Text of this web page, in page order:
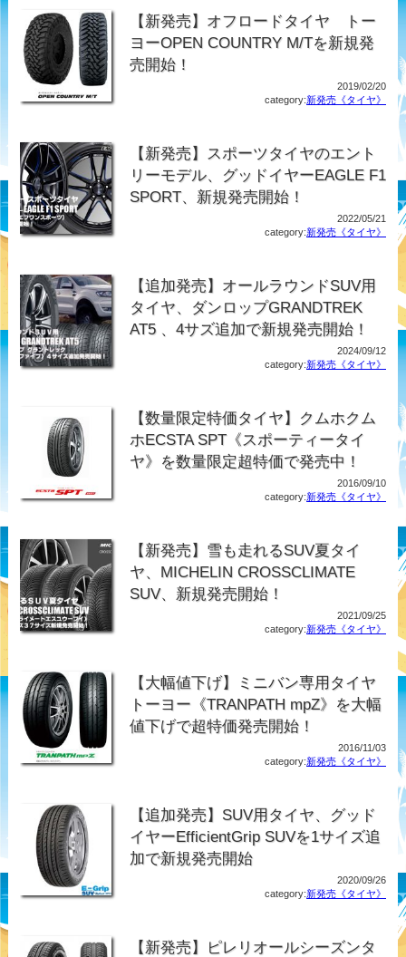
【新発売】オフロードタイヤ トー
ヨーOPEN COUNTRY M/Tを新規発
売開始！
2019/02/20
category:新発売《タイヤ》
【新発売】スポーツタイヤのエント
リーモデル、グッドイヤーEAGLE F1
SPORT、新規発売開始！
2022/05/21
category:新発売《タイヤ》
【追加発売】オールラウンドSUV用
タイヤ、ダンロップGRANDTREK
AT5 、4サズ追加で新規発売開始！
2024/09/12
category:新発売《タイヤ》
【数量限定特価タイヤ】クムホクム
ホECSTA SPT《スポーティータイ
ヤ》を数量限定超特価で発売中！
2016/09/10
category:新発売《タイヤ》
【新発売】雪も走れるSUV夏タイ
ヤ、MICHELIN CROSSCLIMATE
SUV、新規発売開始！
2021/09/25
category:新発売《タイヤ》
【大幅値下げ】ミニバン専用タイヤ
トーヨー《TRANPATH mpZ》を大幅
値下げで超特価発売開始！
2016/11/03
category:新発売《タイヤ》
【追加発売】SUV用タイヤ、グッド
イヤーEfficientGrip SUVを1サイズ追
加で新規発売開始
2020/09/26
category:新発売《タイヤ》
【新発売】ピレリオールシーズンタ